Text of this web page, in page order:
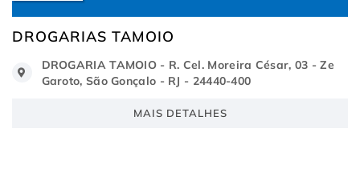
DROGARIAS TAMOIO
DROGARIA TAMOIO - R. Cel. Moreira César, 03 - Ze
Garoto, São Gonçalo - RJ - 24440-400
MAIS DETALHES